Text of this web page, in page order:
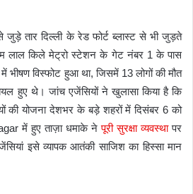
तार दिल्ली के रेड फोर्ट ब्लास्ट से भी जुड़ते
लाल किले मेट्रो स्टेशन के गेट नंबर 1 के पास
विस्फोट हुआ था, जिसमें 13 लोगों की मौत
हुए थे। जांच एजेंसियों ने खुलासा किया है कि
की योजना देशभर के बड़े शहरों में दिसंबर 6 को
में हुए ताज़ा धमाके नेपूरी सुरक्षा व्यवस्थापर
इसे व्यापक आतंकी साजिश का हिस्सा मान